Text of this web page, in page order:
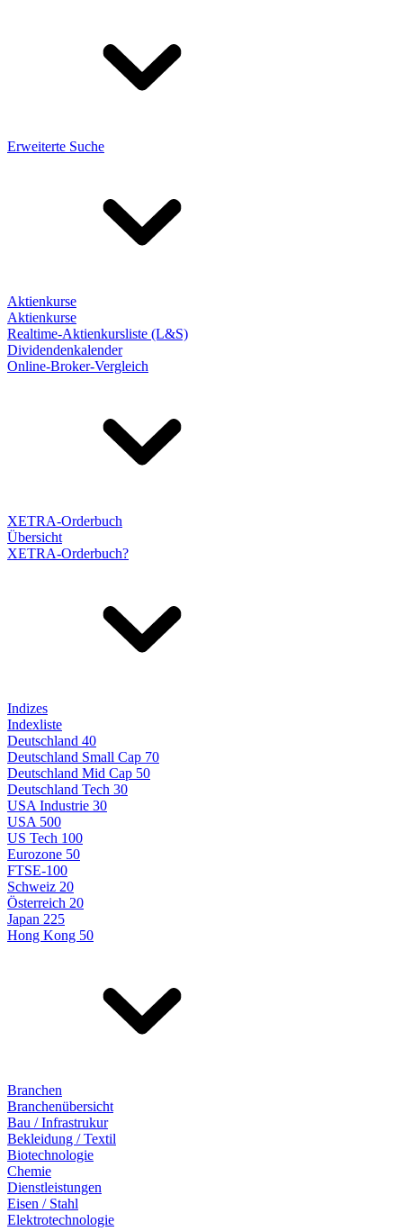
Erweiterte Suche
Aktienkurse
Aktienkurse
Realtime-Aktienkursliste (L&S)
Dividendenkalender
Online-Broker-Vergleich
XETRA-Orderbuch
Übersicht
XETRA-Orderbuch?
Indizes
Indexliste
Deutschland 40
Deutschland Small Cap 70
Deutschland Mid Cap 50
Deutschland Tech 30
USA Industrie 30
USA 500
US Tech 100
Eurozone 50
FTSE-100
Schweiz 20
Österreich 20
Japan 225
Hong Kong 50
Branchen
Branchenübersicht
Bau / Infrastrukur
Bekleidung / Textil
Biotechnologie
Chemie
Dienstleistungen
Eisen / Stahl
Elektrotechnologie